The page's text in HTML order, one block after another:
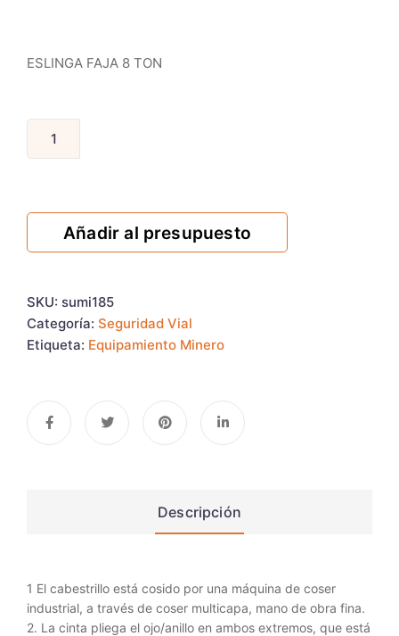
ESLINGA FAJA 8 TON
Añadir al presupuesto
SKU: sumi185
Categoría: Seguridad Vial
Etiqueta: Equipamiento Minero
Descripción
1 El cabestrillo está cosido por una máquina de coser
industrial, a través de coser multicapa, mano de obra fina.
2. La cinta pliega el ojo/anillo en ambos extremos, que está